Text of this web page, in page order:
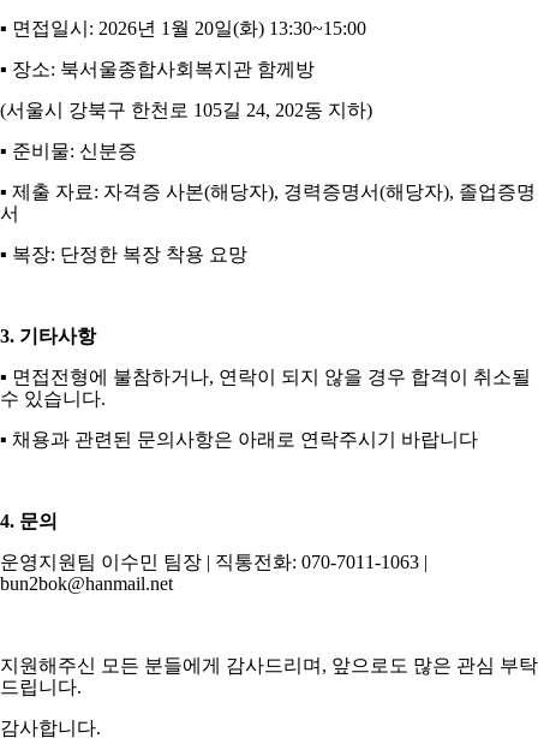
▪ 면접일시 : 2026년 1 월 20일(화) 13:30~15:00
▪ 장소: 북서울종합사회복지관 함께방
(서울시 강북구 한천로 105길 24, 202동 지하)
▪ 준비물: 신분증
▪ 제출 자료: 자격증 사본(해당자), 경력증명서(해당자), 졸업증명
서
▪ 복장: 단정한 복장 착용 요망
3. 기타사항
▪ 면접전형에 불참하거나, 연락이 되지 않을 경우 합격이 취소될
수 있습니다.
▪ 채용과 관련된 문의사항은 아래로 연락주시기 바랍니다
4. 문의
운영지원팀 이수민 팀장 | 직통전화: 070-7011-1063 |
bun2bok@hanmail.net
지원해주신 모든 분들에게 감사드리며 , 앞으로도 많은 관심 부탁
드립니다.
감사합니다.